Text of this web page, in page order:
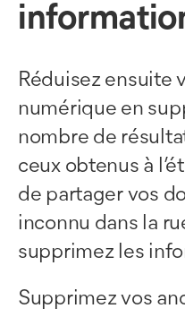
Réduisez ensuite
numérique en
nombre de
ceux obtenus à
de partager vos
inconnu dans la
supprimez les
Supprimez vos